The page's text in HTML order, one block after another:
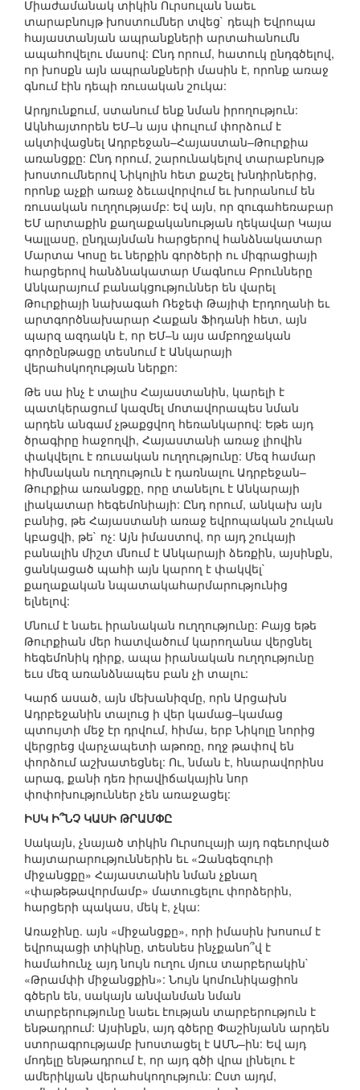
Միաժամանակ տիկին Ուրսուլան նաեւ
տարաբնույթ խոստումներ տվեց` դեպի Եվրոպա
հայաստանյան ապրանքների արտահանումն
ապահովելու մասով: Ընդ որում, հատուկ ընդգծելով,
որ խոսքն այն ապրանքների մասին է, որոնք առաջ
գնում էին դեպի ռուսական շուկա:
Արդյունքում, ստանում ենք նման իրողություն:
Ակնհայտորեն ԵՄ–ն այս փուլում փորձում է
ակտիվացնել Ադրբեջան–Հայաստան–Թուրքիա
առանցքը: Ընդ որում, շարունակելով տարաբնույթ
խոստումներով Նիկոլին հետ քաշել խնդիրներից,
որոնք աչքի առաջ ձեւավորվում եւ խորանում են
ռուսական ուղղությամբ: Եվ այն, որ զուգահեռաբար
ԵՄ արտաքին քաղաքականության ղեկավար Կայա
Կալլասը, ընդլայնման հարցերով հանձնակատար
Մարտա Կոսը եւ ներքին գործերի ու միգրացիայի
հարցերով հանձնակատար Մագնուս Բրունները
Անկարայում բանակցություններ են վարել
Թուրքիայի նախագահ Ռեջեփ Թայիփ Էրդողանի եւ
արտգործնախարար Հաքան Ֆիդանի հետ, այն
պարզ ազդակն է, որ ԵՄ–ն այս ամբողջական
գործընթացը տեսնում է Անկարայի
վերահսկողության ներքո:
Թե սա ինչ է տալիս Հայաստանին, կարելի է
պատկերացում կազմել մոտավորապես նման
արդեն անգամ չթաքցվող հեռանկարով: Եթե այդ
ծրագիրը հաջողվի, Հայաստանի առաջ լիովին
փակվելու է ռուսական ուղղությունը: Մեզ համար
հիմնական ուղղություն է դառնալու Ադրբեջան–
Թուրքիա առանցքը, որը տանելու է Անկարայի
լիակատար հեգեմոնիայի: Ընդ որում, անկախ այն
բանից, թե Հայաստանի առաջ եվրոպական շուկան
կբացվի, թե` ոչ: Այն իմաստով, որ այդ շուկայի
բանալին միշտ մնում է Անկարայի ձեռքին, այսինքն,
ցանկացած պահի այն կարող է փակվել`
քաղաքական նպատակահարմարությունից
ելնելով:
Մնում է նաեւ իրանական ուղղությունը: Բայց եթե
Թուրքիան մեր հատվածում կարողանա վերցնել
հեգեմոնիկ դիրք, ապա իրանական ուղղությունը
եւս մեզ առանձնապես բան չի տալու:
Կարճ ասած, այն մեխանիզմը, որն Արցախն
Ադրբեջանին տալուց ի վեր կամաց–կամաց
պտույտի մեջ էր դրվում, հիմա, երբ Նիկոլը նորից
վերցրեց վարչապետի աթոռը, ողջ թափով են
փորձում աշխատեցնել: Ու, նման է, հնարավորինս
արագ, քանի դեռ իրավիճակային նոր
փոփոխություններ չեն առաջացել:
ԻՍԿ Ի՞ՆՉ ԿԱՍԻ ԹՐԱՄՓԸ
Սակայն, չնայած տիկին Ուրսուլայի այդ ոգեւորված
հայտարարություններին եւ «Զանգեզուրի
միջանցքը» Հայաստանին նման չքնաղ
«փաթեթավորմամբ» մատուցելու փորձերին,
հարցերի պակաս, մեկ է, չկա:
Առաջինը. այն «միջանցքը», որի իմասին խոսում է
եվրոպացի տիկինը, տեսնես ինչքանո՞վ է
համահունչ այդ նույն ուղու մյուս տարբերակին`
«Թրամփի միջանցքին»: Նույն կոմունիկացիոն
գծերն են, սակայն անվանման նման
տարբերությունը նաեւ էության տարբերություն է
ենթադրում: Այսինքն, այդ գծերը Փաշինյանն արդեն
ստորագրությամբ խոստացել է ԱՄՆ–ին: Եվ այդ
մոդելը ենթադրում է, որ այդ գծի վրա լինելու է
ամերիկյան վերահսկողություն: Ըստ այդմ,